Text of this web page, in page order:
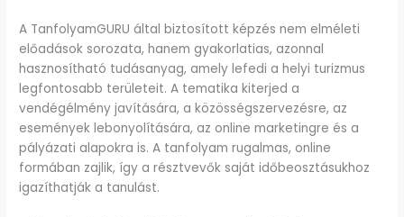
A TanfolyamGURU által biztosított képzés nem elméleti
előadások sorozata, hanem gyakorlatias, azonnal
hasznosítható tudásanyag, amely lefedi a helyi turizmus
legfontosabb területeit. A tematika kiterjed a
vendégélmény javítására, a közösségszervezésre, az
események lebonyolítására, az online marketingre és a
pályázati alapokra is. A tanfolyam rugalmas, online
formában zajlik, így a résztvevők saját időbeosztásukhoz
igazíthatják a tanulást.